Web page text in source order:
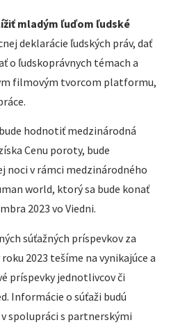
mladým ľuďom ľudské
deklarácie ľudských práv, dať
o ľudskoprávnych témach a
filmovým tvorcom platformu,
hodnotiť medzinárodná
Cenu poroty, bude
v rámci medzinárodného
world, ktorý sa bude konať
2023 vo Viedni.
súťažných príspevkov za
2023 tešíme na vynikajúce a
príspevky jednotlivcov či
Informácie o súťaži budú
spolupráci s partnerskými